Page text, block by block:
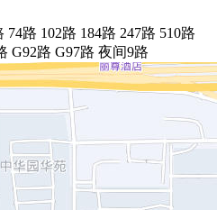
路 102路 184路 247路 510路
G92路 G97路 夜间9路